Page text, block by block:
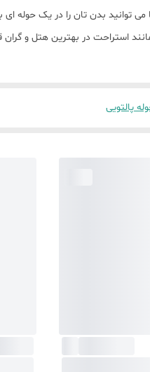
توانید بدن تان را در یک حوله
استراحت در بهترین هتل و
پالتویی